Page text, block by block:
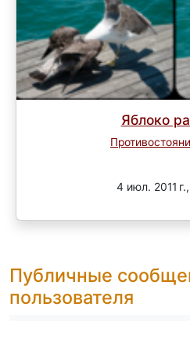
Яблоко
4 июл. 2011
Публичные
пользователя